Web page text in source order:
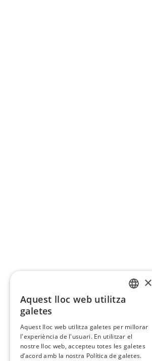
×
Aquest lloc web utilitza
galetes
Aquest lloc web utilitza galetes per millorar
l'experiència de l'usuari. En utilitzar el
nostre lloc web, accepteu totes les galetes
d’acord amb la nostra Política de galetes.